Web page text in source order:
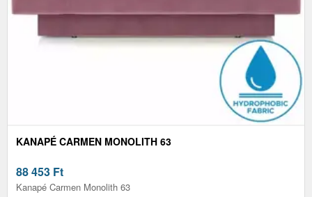
KANAPÉ CARMEN MONOLITH 63
88 453 Ft
Kanapé Carmen Monolith 63